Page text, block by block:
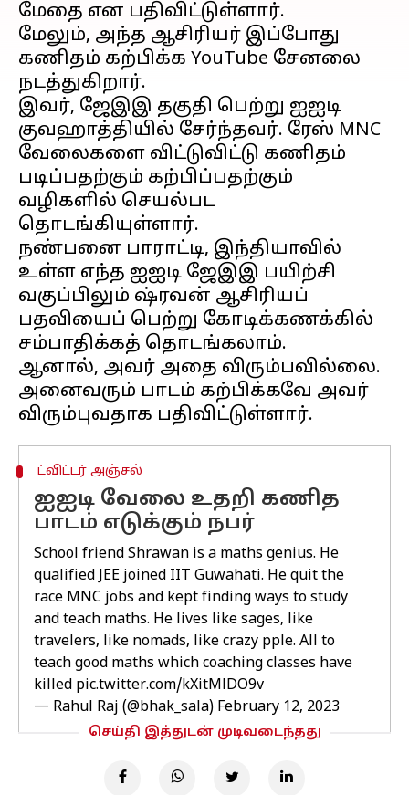
மேதை என பதிவிட்டுள்ளார்.
மேலும், அந்த ஆசிரியர் இப்போது
கணிதம் கற்பிக்க YouTube சேனலை
நடத்துகிறார்.
இவர், ஜேஇஇ தகுதி பெற்று ஐஐடி
குவஹாத்தியில் சேர்ந்தவர். ரேஸ் MNC
வேலைகளை விட்டுவிட்டு கணிதம்
படிப்பதற்கும் கற்பிப்பதற்கும்
வழிகளில் செயல்பட
தொடங்கியுள்ளார்.
நண்பனை பாராட்டி, இந்தியாவில்
உள்ள எந்த ஐஐடி ஜேஇஇ பயிற்சி
வகுப்பிலும் ஷ்ரவன் ஆசிரியப்
பதவியைப் பெற்று கோடிக்கணக்கில்
சம்பாதிக்கத் தொடங்கலாம்.
ஆனால், அவர் அதை விரும்பவில்லை.
அனைவரும் பாடம் கற்பிக்கவே அவர்
ட்விட்டர் அஞ்சல்
ஐஐடி வேலை உதறி கணித
பாடம் எடுக்கும் நபர்
School friend Shrawan is a maths genius. He
qualified JEE joined IIT Guwahati. He quit the
race MNC jobs and kept finding ways to study
and teach maths. He lives like sages, like
travelers, like nomads, like crazy pple. All to
teach good maths which coaching classes have
killed pic.twitter.com/kXitMlDO9v
— Rahul Raj (@bhak_sala) February 12, 2023
செய்தி இத்துடன் முடிவடைந்தது